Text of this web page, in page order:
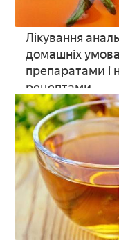
Лікування
домашніх
препаратами і
рецептами